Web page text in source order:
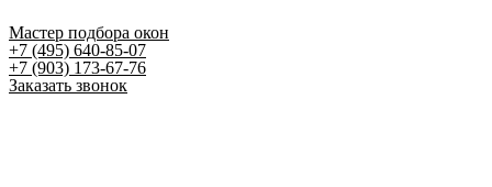
Мастер подбора окон
+7 (495) 640-85-07
+7 (903) 173-67-76
Заказать звонок